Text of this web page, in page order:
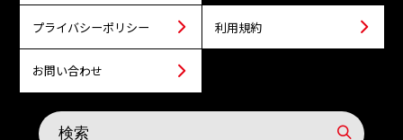
プライバシーポリシー 利用規約
お問い合わせ